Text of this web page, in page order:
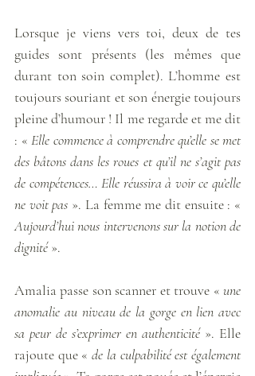
Lorsque je viens vers toi, deux de tes
guides sont présents (les mêmes que
durant ton soin complet). L’homme est
toujours souriant et son énergie toujours
pleine d’humour ! Il me regarde et me dit
: « Elle commence à comprendre qu’elle se met
des bâtons dans les roues et qu’il ne s’agit pas
de compétences… Elle réussira à voir ce qu’elle
ne voit pas
Aujourd’hui nous intervenons sur la notion de
dignité ».
Amalia passe son scanner et trouve « une
anomalie au niveau de la gorge en lien avec
sa peur de s’exprimer en authenticité ». Elle
rajoute que « de la culpabilité est également